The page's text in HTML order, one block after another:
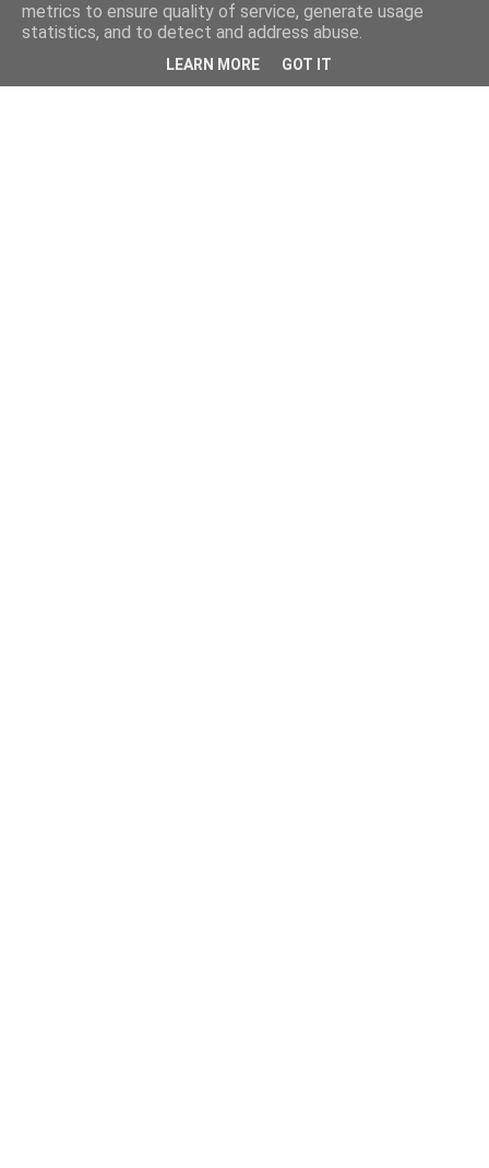
metrics to ensure quality of service, generate usage
statistics, and to detect and address abuse.
LEARN MORE GOT IT